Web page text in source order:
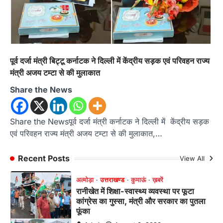
पूर्व दर्जा मंत्री बिट्टू कर्नाटक ने दिल्ली में केंद्रीय सड़क एवं परिवहन राज्य
मंत्री अजय टम्टा से की मुलाकात
Share the News
Share the Newsपूर्व दर्जा मंत्री कर्नाटक ने दिल्ली में केंद्रीय सड़क
एवं परिवहन राज्य मंत्री अजय टम्टा से की मुलाकात,…
Recent Posts View All
4
Admin August 5, 2026
तड़ागताल में आयोजित सेवा पखवाड़ा शिविर में 954 लोगों
ने किया प्रतिभाग जिलाधिकारी अंशुल सिंह…
1
मानिला देवी मंदिर में श्रीमद्भागवत कथा के चतुर्थ
दिवस धूमधाम से मनाया गया श्रीकृष्ण जन्मोत्सव,
Admin
रानीखेत। मानिला देवी मंदिर, कमराड़/विनायक क्षेत्र में
आयोजित श्रीमद्भागवत कथा के चतुर्थ दिवस गुरुवार को…
2
रानीखेत में शिक्षा-स्वास्थ्य व्यवस्था पर फूटा
फूंका
Admin August 6, 2026
भतरोजखान में कांग्रेस का प्रदर्शन, स्वास्थ्य मंत्री व शिक्षा
मंत्री का फूंका पुतला 'विद्यालयों में…